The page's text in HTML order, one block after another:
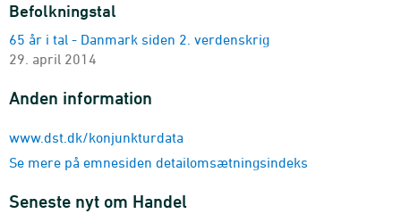
Befolkningstal
65 år i tal - Danmark siden 2. verdenskrig
29. april 2014
Anden information
www.dst.dk/konjunkturdata
Se mere på emnesiden detailomsætningsindeks
Seneste nyt om Handel